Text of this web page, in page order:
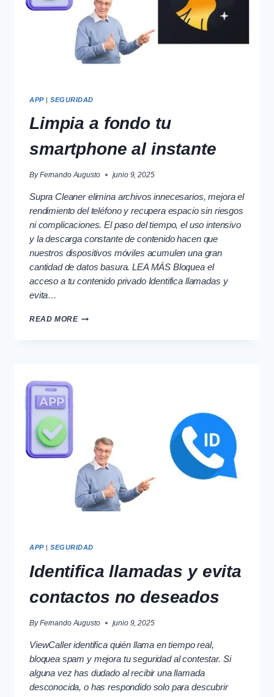
APP|SEGURIDAD
Limpia a fondo tu
smartphone al instante
By Fernando Augusto junio 9, 2025
Supra Cleaner elimina archivos innecesarios, mejora el
rendimiento del teléfono y recupera espacio sin riesgos
ni complicaciones. El paso del tiempo, el uso intensivo
y la descarga constante de contenido hacen que
nuestros dispositivos móviles acumulen una gran
cantidad de datos basura. LEA MÁS Bloquea el
acceso a tu contenido privado Identifica llamadas y
evita…
READ MORELIMPIA
APP|SEGURIDAD
Identifica llamadas y evita
contactos no deseados
By Fernando Augusto junio 9, 2025
ViewCaller identifica quién llama en tiempo real,
bloquea spam y mejora tu seguridad al contestar. Si
alguna vez has dudado al recibir una llamada
desconocida, o has respondido solo para descubrir